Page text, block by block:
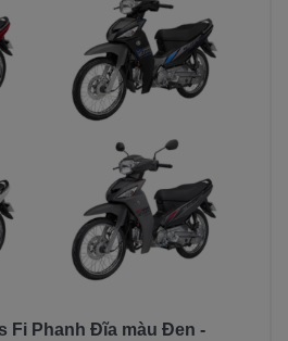
Fi Phanh Đĩa màu Đen -